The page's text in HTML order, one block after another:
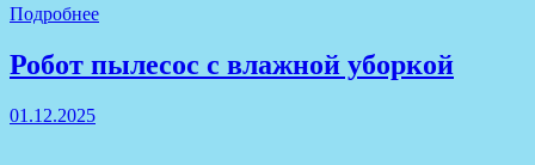
Подробнее
Робот пылесос с влажной уборкой
01.12.2025